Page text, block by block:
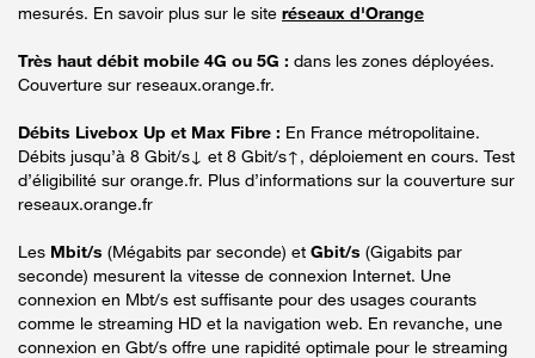
mesurés. En savoir plus sur le site réseaux d'Orange
Très haut débit mobile 4G ou 5G : dans les zones déployées.
Couverture sur reseaux.orange.fr.
Débits Livebox Up et Max Fibre : En France métropolitaine.
Débits jusqu’à 8 Gbit/s↓ et 8 Gbit/s↑, déploiement en cours. Test
d’éligibilité sur orange.fr. Plus d’informations sur la couverture sur
reseaux.orange.fr
Les Mbit/s (Mégabits par seconde) et Gbit/s (Gigabits par
seconde) mesurent la vitesse de connexion Internet. Une
connexion en Mbt/s est suffisante pour des usages courants
comme le streaming HD et la navigation web. En revanche, une
connexion en Gbt/s offre une rapidité optimale pour le streaming